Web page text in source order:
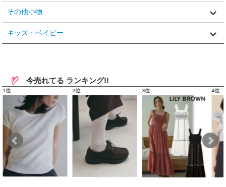
その他小物
キッズ・ベイビー
今売れてる ランキング!!